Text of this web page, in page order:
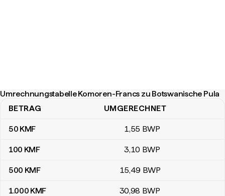
Umrechnungstabelle Komoren-Francs zu Botswanische Pula
Umrechnungstabelle Komoren-Francs zu Botswanische Pula
BETRAG UMGERECHNET
50 KMF 1,55 BWP
100 KMF 3,10 BWP
500 KMF 15,49 BWP
1.000 KMF 30,98 BWP